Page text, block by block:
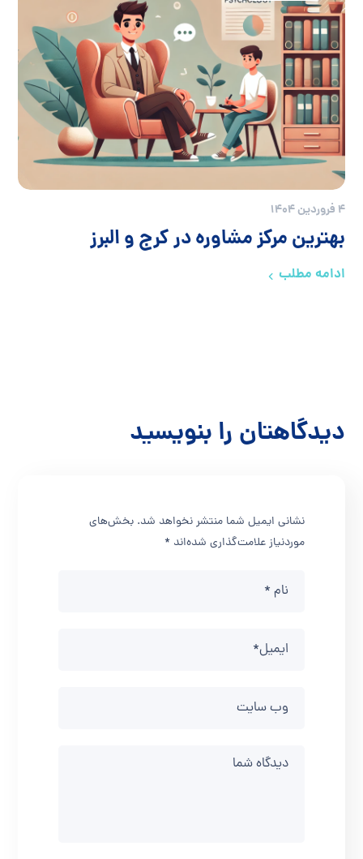
4 فروردین 1404
بهترین مرکز مشاوره در کرج و البرز
ادامه مطلب
دیدگاهتان را بنویسید
نشانی ایمیل شما منتشر نخواهد شد. بخش‌های
موردنیاز علامت‌گذاری شده‌اند*